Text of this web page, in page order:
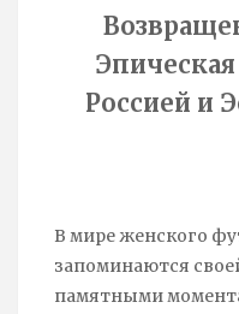
Россией и
В мире женского
запоминаются
памятными